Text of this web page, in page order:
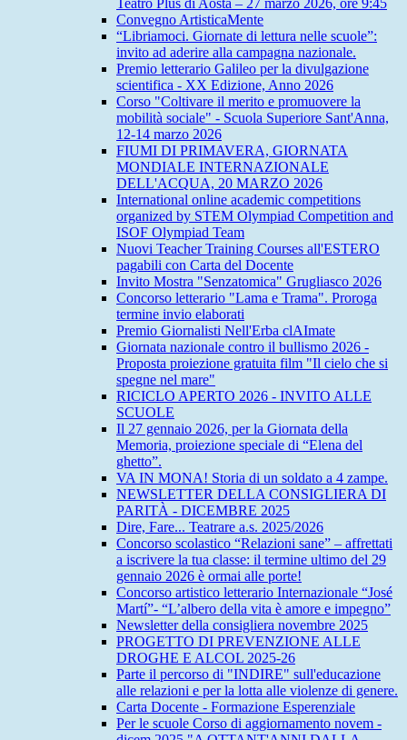
Teatro Plus di Aosta – 27 marzo 2026, ore 9:45
Convegno ArtisticaMente
“Libriamoci. Giornate di lettura nelle scuole”:
invito ad aderire alla campagna nazionale.
Premio letterario Galileo per la divulgazione
scientifica - XX Edizione, Anno 2026
Corso "Coltivare il merito e promuovere la
mobilità sociale" - Scuola Superiore Sant'Anna,
12-14 marzo 2026
FIUMI DI PRIMAVERA, GIORNATA
MONDIALE INTERNAZIONALE
DELL'ACQUA, 20 MARZO 2026
International online academic competitions
organized by STEM Olympiad Competition and
ISOF Olympiad Team
Nuovi Teacher Training Courses all'ESTERO
pagabili con Carta del Docente
Invito Mostra "Senzatomica" Grugliasco 2026
Concorso letterario "Lama e Trama". Proroga
termine invio elaborati
Premio Giornalisti Nell'Erba clAImate
Giornata nazionale contro il bullismo 2026 -
Proposta proiezione gratuita film "Il cielo che si
spegne nel mare"
RICICLO APERTO 2026 - INVITO ALLE
SCUOLE
Il 27 gennaio 2026, per la Giornata della
Memoria, proiezione speciale di “Elena del
ghetto”.
VA IN MONA! Storia di un soldato a 4 zampe.
NEWSLETTER DELLA CONSIGLIERA DI
PARITÀ - DICEMBRE 2025
Dire, Fare... Teatrare a.s. 2025/2026
Concorso scolastico “Relazioni sane” – affrettati
a iscrivere la tua classe: il termine ultimo del 29
gennaio 2026 è ormai alle porte!
Concorso artistico letterario Internazionale “José
Martí”- “L’albero della vita è amore e impegno”
Newsletter della consigliera novembre 2025
PROGETTO DI PREVENZIONE ALLE
DROGHE E ALCOL 2025-26
Parte il percorso di "INDIRE" sull'educazione
alle relazioni e per la lotta alle violenze di genere.
Carta Docente - Formazione Esperenziale
Per le scuole Corso di aggiornamento novem -